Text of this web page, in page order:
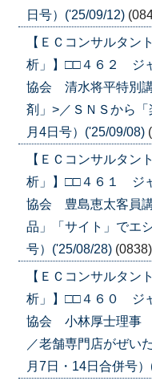
日号）('25/09/12)
【ＥＣコンサルタン
析」】□□４６２ ジ
協会 清水将平特別
剤」>／ＳＮＳから
月4日号）('25/09/08)
【ＥＣコンサルタン
析」】□□４６１ ジ
協会 豊島恵太客員
品」「サイト」でエ
号）('25/08/28) (0838)
【ＥＣコンサルタン
析」】□□４６０ ジ
協会 小林厚士理事
／老舗専門店がぜい
月7日・14日合併号